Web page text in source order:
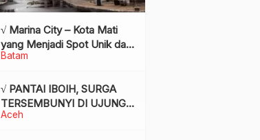
Batam
√ Marina City – Kota Mati
yang Menjadi Spot Unik dan
Bersejarah di Batam,
Aceh
√ PANTAI IBOIH, SURGA
TERSEMBUNYI DI UJUNG
BARAT INDONESIA